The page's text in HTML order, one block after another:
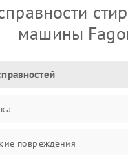
машины
повреждения